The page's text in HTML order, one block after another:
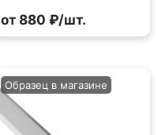
от 880 ₽/шт.
Образец в магазине